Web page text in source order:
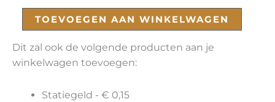
Leaves
are
Brown
BA
TOEVOEGEN AAN WINKELWAGEN
Dit zal ook de volgende producten aan je
winkelwagen toevoegen:
Statiegeld - € 0,15